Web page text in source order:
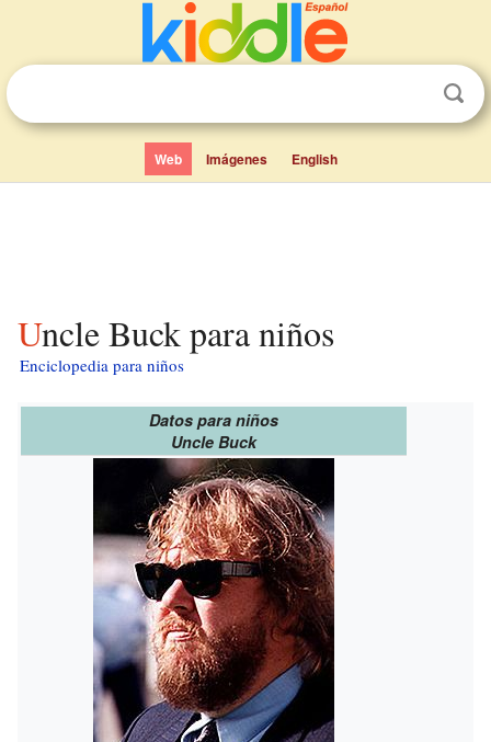
Web Imágenes English
Uncle Buck para niños
Enciclopedia para niños
Datos para niños
Uncle Buck